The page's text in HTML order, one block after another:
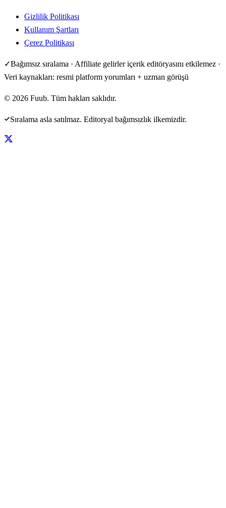
Gizlilik Politikası
Kullanım Şartları
Çerez Politikası
✓Bağımsız sıralama · Affiliate gelirler içerik editöryasını etkilemez ·
Veri kaynakları: resmi platform yorumları + uzman görüşü
© 2026 Fuub. Tüm hakları saklıdır.
Sıralama asla satılmaz. Editoryal bağımsızlık ilkemizdir.